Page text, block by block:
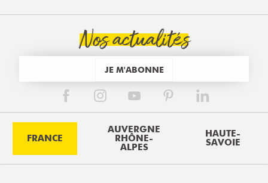
Nos actualités
JE M'ABONNE
FRANCE
AUVERGNE
RHÔNE-
ALPES
HAUTE-
SAVOIE